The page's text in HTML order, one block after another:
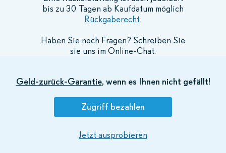
bis zu 30 Tagen ab Kaufdatum möglich
Rückgaberecht.
Haben Sie noch Fragen? Schreiben Sie
sie uns im Online-Chat.
Geld-zurück-Garantie, wenn es Ihnen nicht gefällt!
Zugriff bezahlen
Jetzt ausprobieren